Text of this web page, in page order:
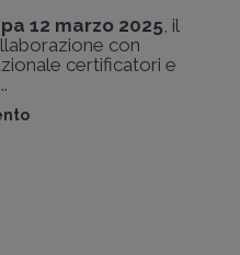
12 marzo 2025, il
con
certificatori e